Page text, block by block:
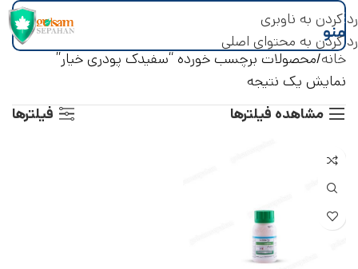
رد کردن به ناوبری
رد کردن به محتوای اصلی
منو
خانه محصولات برچسب خورده “سفیدک پودری خیار”
نمایش یک نتیجه
مشاهده فیلترها
فیلترها